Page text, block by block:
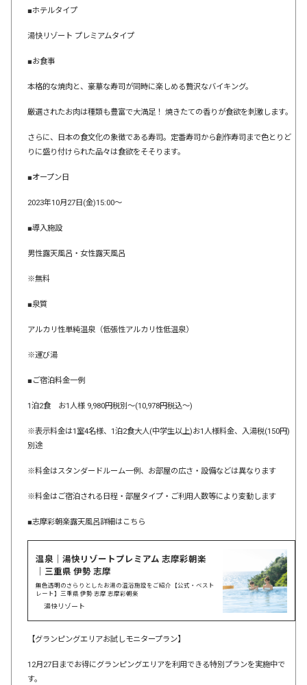
■ホテルタイプ
湯快リゾート プレミアムタイプ
■お食事
本格的な焼肉と、豪華な寿司が同時に楽しめる贅沢なバイキング。
厳選されたお肉は種類も豊富で大満足！ 焼きたての香りが食欲を刺激します。
さらに、日本の食文化の象徴である寿司。定番寿司から創作寿司まで色とりど
りに盛り付けられた品々は食欲をそそります。
■オープン日
2023年10月27日(金)15:00～
■導入施設
男性露天風呂・女性露天風呂
※無料
■泉質
アルカリ性単純温泉（低張性アルカリ性低温泉）
※運び湯
■ご宿泊料金一例
1泊2食 お1人様 9,980円税別～(10,978円税込～)
※表示料金は1室4名様、1泊2食大人(中学生以上)お1人様料金、入湯税(150円)
別途
※料金はスタンダードルーム一例、お部屋の広さ・設備などは異なります
※料金はご宿泊される日程・部屋タイプ・ご利用人数等により変動します
■志摩彩朝楽露天風呂詳細はこちら
温泉｜湯快リゾートプレミアム 志摩彩朝楽
｜三重県 伊勢 志摩
無色透明のさらりとしたお湯の温浴施設をご紹介【公式・ベスト
レート】三重県 伊勢 志摩 志摩彩朝楽
湯快リゾート
【グランピングエリアお試しモニタープラン】
12月27日までお得にグランピングエリアを利用できる特別プランを実施中で
す。